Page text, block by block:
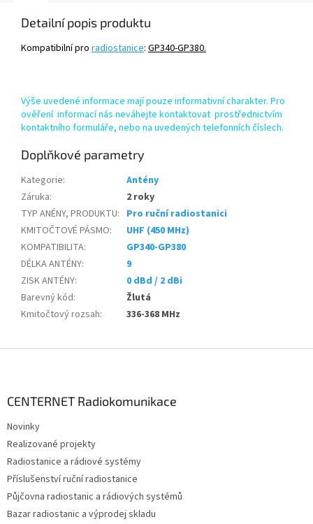
Detailní popis produktu
Kompatibilní pro radiostanice: GP340-GP380.
Výše uvedené informace mají pouze informativní charakter. Pro
ověření informací nás neváhejte kontaktovat prostřednictvím
kontaktního formuláře, nebo na uvedených telefonních číslech.
Doplňkové parametry
Kategorie:
Antény
Záruka:
2 roky
TYP ANÉNY, PRODUKTU: Pro ruční radiostanici
KMITOČTOVÉ PÁSMO:
UHF (450 MHz)
KOMPATIBILITA:
GP340-GP380
DÉLKA ANTÉNY:
9
ZISK ANTÉNY:
0 dBd / 2 dBi
Barevný kód:
Žlutá
Kmitočtový rozsah: 336-368 MHz
CENTERNET Radiokomunikace
Novinky
Realizované projekty
Radiostanice a rádiové systémy
Příslušenství ruční radiostanice
Půjčovna radiostanic a rádiových systémů
Bazar radiostanic a výprodej skladu